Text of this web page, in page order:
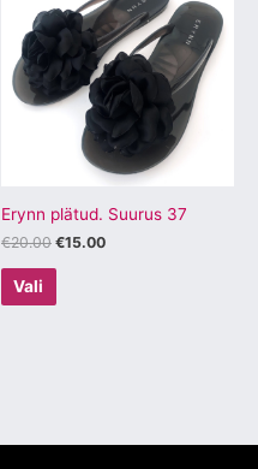
Erynn plätud. Suurus 37
€20.00
€20.00.
€15.00
€15.00.
Vali
on
mitu
varianti.
Valikuid
saab
tootelehel.